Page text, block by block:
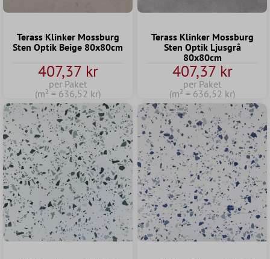
Terass Klinker Mossburg
Sten Optik Beige 80x80cm
407,37 kr
per Paket
(m² = 636,52 kr)
Terass Klinker Mossburg
Sten Optik Ljusgrå
80x80cm
407,37 kr
per Paket
(m² = 636,52 kr)